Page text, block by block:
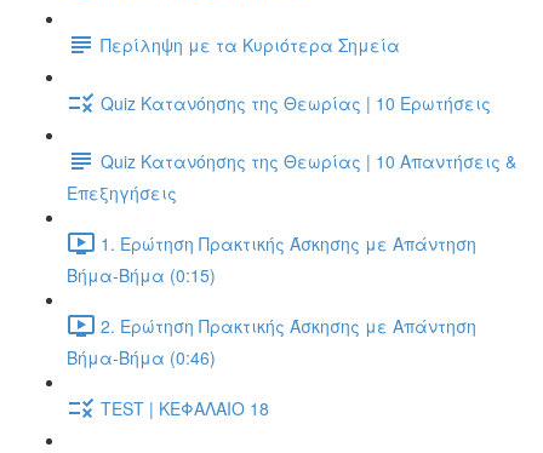
Περίληψη με τα Κυριότερα Σημεία
Quiz Κατανόησης της Θεωρίας | 10 Ερωτήσεις
Quiz Κατανόησης της Θεωρίας | 10 Απαντήσεις &
Επεξηγήσεις
1. Ερώτηση Πρακτικής Άσκησης με Απάντηση
Βήμα-Βήμα (0:15)
2. Ερώτηση Πρακτικής Άσκησης με Απάντηση
Βήμα-Βήμα (0:46)
TEST | ΚΕΦΑΛΑΙΟ 18